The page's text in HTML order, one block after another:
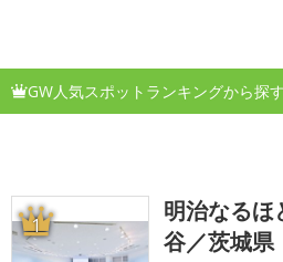
GW人気スポットランキングから探す
1
明治なるほ
谷／茨城県